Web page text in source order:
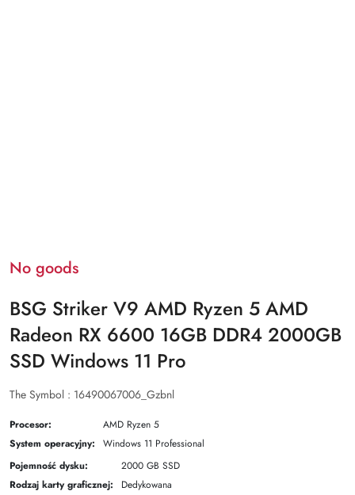
No goods
BSG Striker V9 AMD Ryzen 5 AMD
Radeon RX 6600 16GB DDR4 2000GB
SSD Windows 11 Pro
The Symbol : 16490067006_Gzbnl
Procesor:
AMD Ryzen 5
System operacyjny:
Windows 11 Professional
Pojemność dysku:
2000 GB SSD
Rodzaj karty graficznej:
Dedykowana